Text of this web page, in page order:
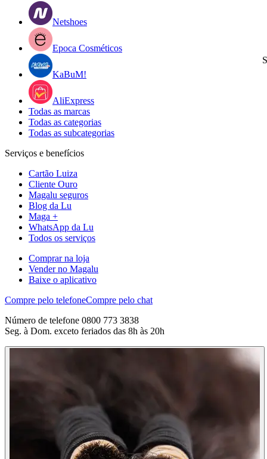
Netshoes
Epoca Cosméticos
KaBuM!
AliExpress
Todas as marcas
Todas as categorias
Todas as subcategorias
Serviços e benefícios
Cartão Luiza
Cliente Ouro
Magalu seguros
Blog da Lu
Maga +
WhatsApp da Lu
Todos os serviços
Comprar na loja
Vender no Magalu
Baixe o aplicativo
Compre pelo telefoneCompre pelo chat
Número de telefone 0800 773 3838
Seg. à Dom. exceto feriados das 8h às 20h